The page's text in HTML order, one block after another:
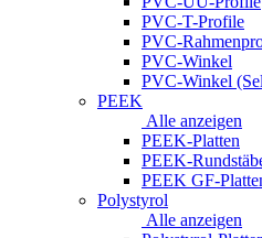
PVC-T-Profile
PVC-
PVC-Winkel
PVC-Winkel
PEEK
Alle anzeigen
PEEK-Platten
PEEK-
PEEK GF-
Polystyrol
Alle anzeigen